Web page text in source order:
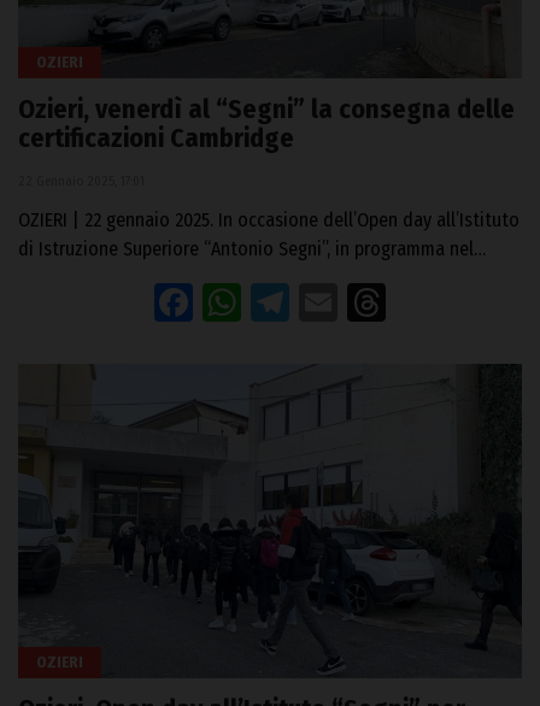
OZIERI
Ozieri, venerdì al “Segni” la consegna delle
certificazioni Cambridge
OZIERI | 22 gennaio 2025. In occasione dell’Open day all’Istituto
di Istruzione Superiore “Antonio Segni”, in programma nel…
Facebook
WhatsApp
Telegram
Email
OZIERI